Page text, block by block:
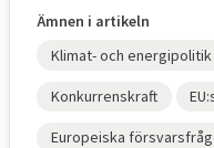
Ämnen i artikeln
Klimat- och energipolitik
Konkurrenskraft
Europeiska